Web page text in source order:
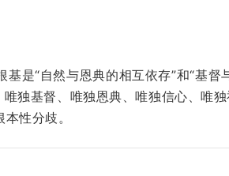
是“自然与恩典的相互依存”和“基督
独基督、唯独恩典、唯独信心、唯
性分歧。